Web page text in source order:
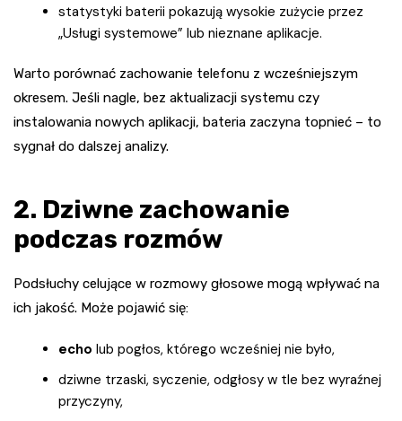
statystyki baterii pokazują wysokie zużycie przez
„Usługi systemowe” lub nieznane aplikacje.
Warto porównać zachowanie telefonu z wcześniejszym
okresem. Jeśli nagle, bez aktualizacji systemu czy
instalowania nowych aplikacji, bateria zaczyna topnieć – to
sygnał do dalszej analizy.
2. Dziwne zachowanie
podczas rozmów
Podsłuchy celujące w rozmowy głosowe mogą wpływać na
ich jakość. Może pojawić się:
echo lub pogłos, którego wcześniej nie było,
dziwne trzaski, syczenie, odgłosy w tle bez wyraźnej
przyczyny,